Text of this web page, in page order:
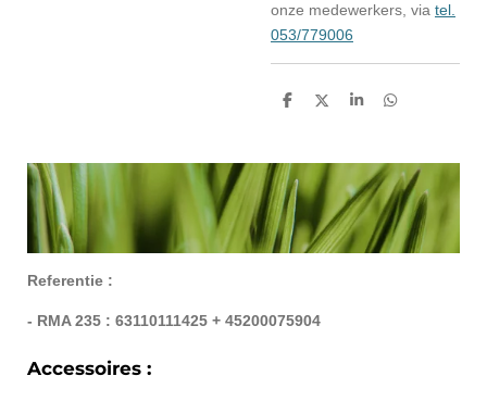
onze medewerkers, via tel.
053/779006
D
n
D
S
e
D
n
Referentie :
- RMA 235 : 63110111425 + 45200075904
Accessoires :